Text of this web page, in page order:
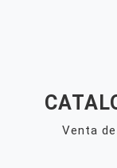
Venta